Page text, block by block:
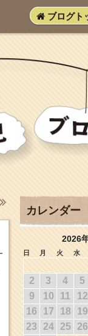
ブログト
カレンダー
2026
日 月 火 水
2
3 4 5
9
10 11 12
16
17 18 19
23
24 25 26